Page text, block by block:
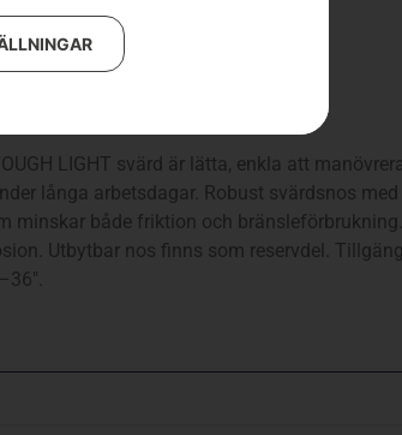
LIGHT svärd är lätta, enkla att
långa arbetsdagar. Robust svärdsnos
minskar både friktion och
Utbytbar nos finns som reservdel.